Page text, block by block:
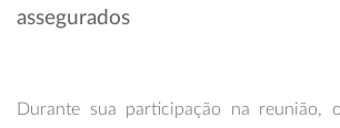
assegurados
Durante sua participação na reunião,